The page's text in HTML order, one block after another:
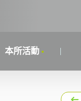
本所活動